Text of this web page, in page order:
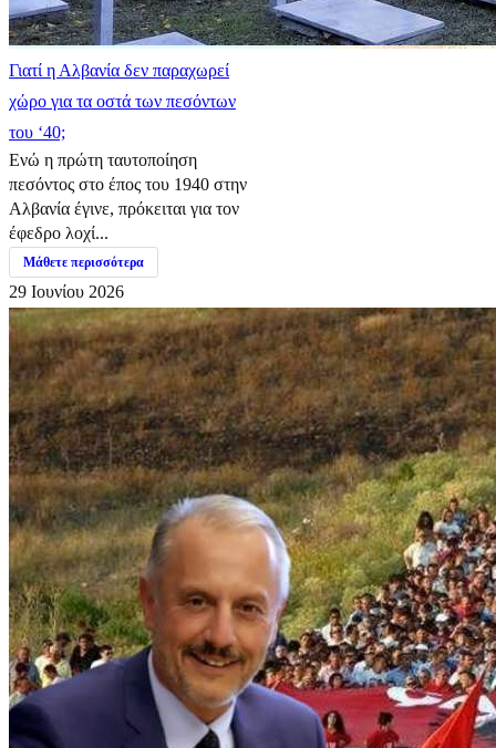
Γιατί η Αλβανία δεν παραχωρεί
χώρο για τα οστά των πεσόντων
του ‘40;
Ενώ η πρώτη ταυτοποίηση
πεσόντος στο έπος του 1940 στην
Αλβανία έγινε, πρόκειται για τον
έφεδρο λοχί...
Μάθετε περισσότερα
29 Ιουνίου 2026